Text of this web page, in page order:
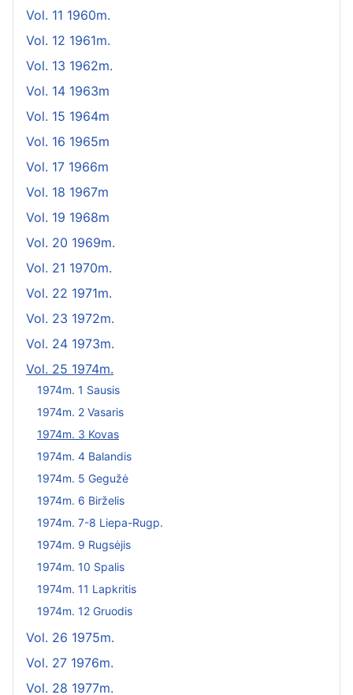
Vol. 11 1960m.
Vol. 12 1961m.
Vol. 13 1962m.
Vol. 14 1963m
Vol. 15 1964m
Vol. 16 1965m
Vol. 17 1966m
Vol. 18 1967m
Vol. 19 1968m
Vol. 20 1969m.
Vol. 21 1970m.
Vol. 22 1971m.
Vol. 23 1972m.
Vol. 24 1973m.
Vol. 25 1974m.
1974m. 1 Sausis
1974m. 2 Vasaris
1974m. 3 Kovas
1974m. 4 Balandis
1974m. 5 Gegužė
1974m. 6 Birželis
1974m. 7-8 Liepa-Rugp.
1974m. 9 Rugsėjis
1974m. 10 Spalis
1974m. 11 Lapkritis
1974m. 12 Gruodis
Vol. 26 1975m.
Vol. 27 1976m.
Vol. 28 1977m.